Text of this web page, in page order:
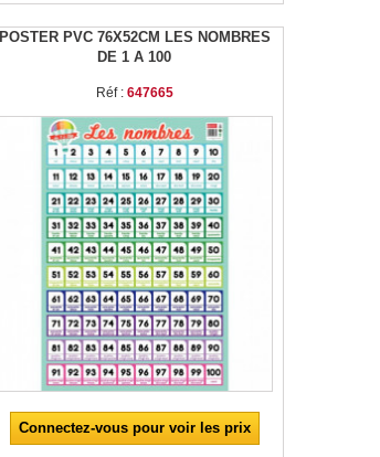
POSTER PVC 76X52CM LES NOMBRES
DE 1 A 100
Réf : 647665
Connectez-vous pour voir les prix